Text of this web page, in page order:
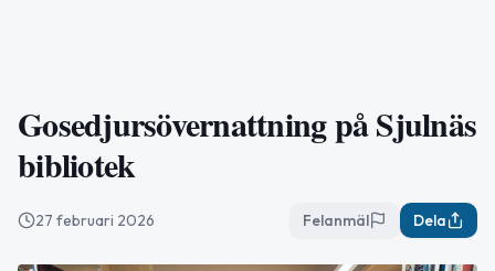
Gosedjursövernattning på Sjulnäs
bibliotek
27 februari 2026 Felanmäl Dela